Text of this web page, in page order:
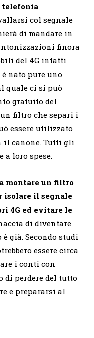
telefonia
col segnale
di mandare in
finora
del 4G infatti
nato pure uno
quale ci si può
gratuito del
filtro che separi i
essere utilizzato
il canone. Tutti gli
loro spese.
montare un filtro
isolare il segnale
4G ed evitare le
di diventare
già. Secondo studi
essere circa
i conti con
di perdere del tutto
e prepararsi al